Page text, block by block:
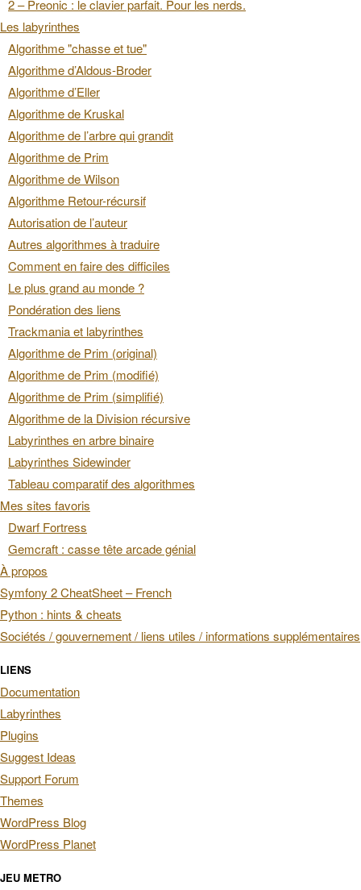
2 – Preonic : le clavier parfait. Pour les nerds.
Les labyrinthes
Algorithme "chasse et tue"
Algorithme d’Aldous-Broder
Algorithme d’Eller
Algorithme de Kruskal
Algorithme de l’arbre qui grandit
Algorithme de Prim
Algorithme de Wilson
Algorithme Retour-récursif
Autorisation de l’auteur
Autres algorithmes à traduire
Comment en faire des difficiles
Le plus grand au monde ?
Pondération des liens
Trackmania et labyrinthes
Algorithme de Prim (original)
Algorithme de Prim (modifié)
Algorithme de Prim (simplifié)
Algorithme de la Division récursive
Labyrinthes en arbre binaire
Labyrinthes Sidewinder
Tableau comparatif des algorithmes
Mes sites favoris
Dwarf Fortress
Gemcraft : casse tête arcade génial
À propos
Symfony 2 CheatSheet – French
Python : hints & cheats
Sociétés / gouvernement / liens utiles / informations supplémentaires
LIENS
Documentation
Labyrinthes
Plugins
Suggest Ideas
Support Forum
Themes
WordPress Blog
WordPress Planet
JEU METRO